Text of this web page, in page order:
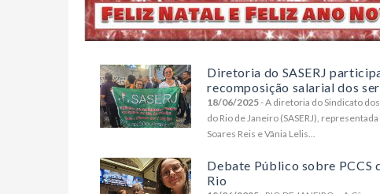
Diretoria do SASERJ
recomposição salarial dos
18/06/2025- A diretoria do Sindicato
do Rio de Janeiro (SASERJ),
Soares Reis e Vânia Lelis...
Debate Público sobre PCCS
Rio